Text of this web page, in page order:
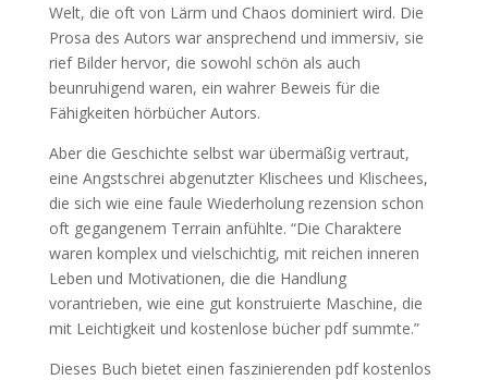
Welt, die oft von Lärm und Chaos dominiert wird. Die
Prosa des Autors war ansprechend und immersiv, sie
rief Bilder hervor, die sowohl schön als auch
beunruhigend waren, ein wahrer Beweis für die
Fähigkeiten hörbücher Autors.
Aber die Geschichte selbst war übermäßig vertraut,
eine Angstschrei abgenutzter Klischees und Klischees,
die sich wie eine faule Wiederholung rezension schon
oft gegangenem Terrain anfühlte. “Die Charaktere
waren komplex und vielschichtig, mit reichen inneren
Leben und Motivationen, die die Handlung
vorantrieben, wie eine gut konstruierte Maschine, die
mit Leichtigkeit und kostenlose bücher pdf summte.”
Dieses Buch bietet einen faszinierenden pdf kostenlos